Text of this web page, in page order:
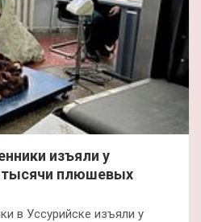
изъяли у
плюшевых
в Уссурийске изъяли у